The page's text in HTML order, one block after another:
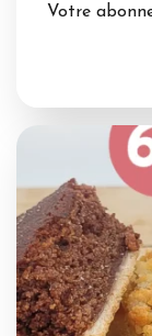
Votre